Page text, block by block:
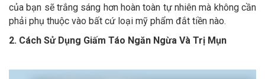
của bạn sẽ trắng sáng hơn hoàn toàn tự nhiên mà không cần
phải phụ thuộc vào bất cứ loại mỹ phẩm đắt tiền nào.
2. Cách Sử Dụng Giấm Táo Ngăn Ngừa Và Trị Mụn